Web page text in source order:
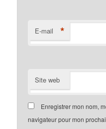
E-mail *
Site web
Enregistrer mon nom,
navigateur pour mon